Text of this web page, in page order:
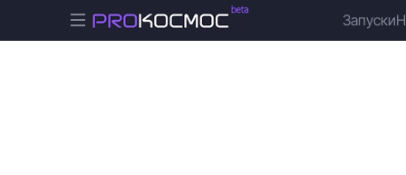
Запуски